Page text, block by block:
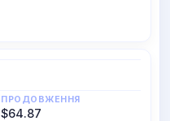
ПРОДОВЖЕННЯ
$64.87